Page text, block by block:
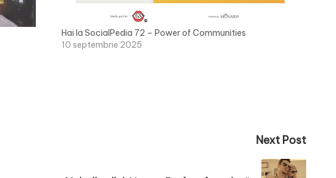
Hai la SocialPedia 72 – Power of Communities
10 septembrie 2025
Next Post